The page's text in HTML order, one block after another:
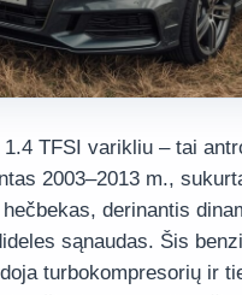
1.4 TFSI varikliu – tai
2003–2013 m.,
derinantis
sąnaudas. Šis
turbokompresorių ir